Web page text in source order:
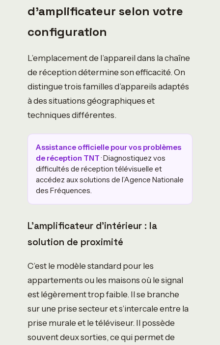
d’amplificateur selon votre
configuration
L’emplacement de l’appareil dans la chaîne
de réception détermine son efficacité. On
distingue trois familles d’appareils adaptés
à des situations géographiques et
techniques différentes.
Assistance officielle pour vos problèmes
de réception TNT· Diagnostiquez vos
difficultés de réception télévisuelle et
accédez aux solutions de l’Agence Nationale
des Fréquences.
L’amplificateur d’intérieur : la
solution de proximité
C’est le modèle standard pour les
appartements ou les maisons où le signal
est légèrement trop faible. Il se branche
sur une prise secteur et s’intercale entre la
prise murale et le téléviseur. Il possède
souvent deux sorties, ce qui permet de